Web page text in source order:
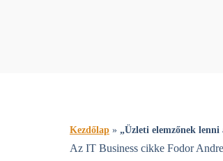
Kezdőlap » „Üzleti elemzőnek
Az IT Business cikke Fodor